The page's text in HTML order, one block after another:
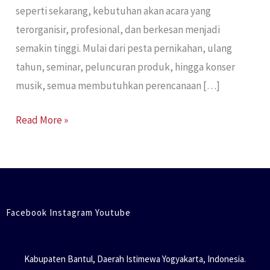
seperti sekarang, kebutuhan akan acara yang
terorganisir, profesional, dan berkesan menjadi
semakin tinggi. Mulai dari pesta pernikahan, ulang
tahun, seminar, peluncuran produk, hingga konser
musik, semua membutuhkan perencanaan […]
Read More »
Facebook Instagram Youtube
Kabupaten Bantul, Daerah Istimewa Yogyakarta, Indonesia.